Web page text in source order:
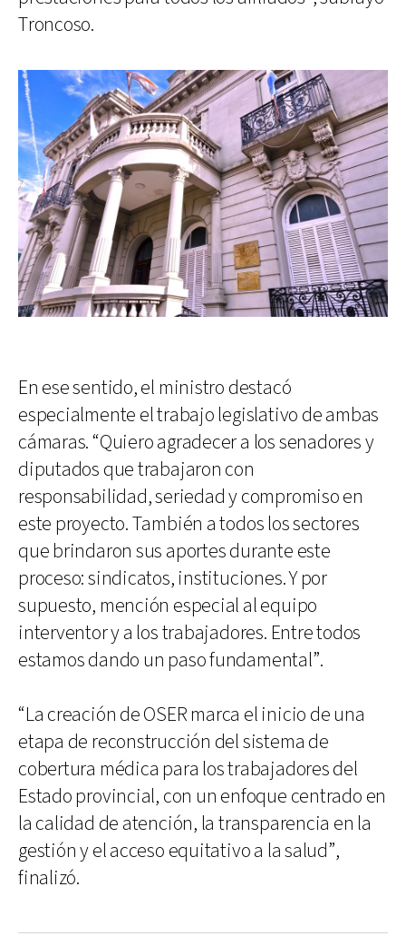
Troncoso.
En ese sentido, el ministro destacó
especialmente el trabajo legislativo de ambas
cámaras. “Quiero agradecer a los senadores y
diputados que trabajaron con
responsabilidad, seriedad y compromiso en
este proyecto. También a todos los sectores
que brindaron sus aportes durante este
proceso: sindicatos, instituciones. Y por
supuesto, mención especial al equipo
interventor y a los trabajadores. Entre todos
estamos dando un paso fundamental”.
“La creación de OSER marca el inicio de una
etapa de reconstrucción del sistema de
cobertura médica para los trabajadores del
Estado provincial, con un enfoque centrado en
la calidad de atención, la transparencia en la
gestión y el acceso equitativo a la salud”,
finalizó.